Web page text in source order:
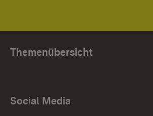
Themenübersicht
Social Media